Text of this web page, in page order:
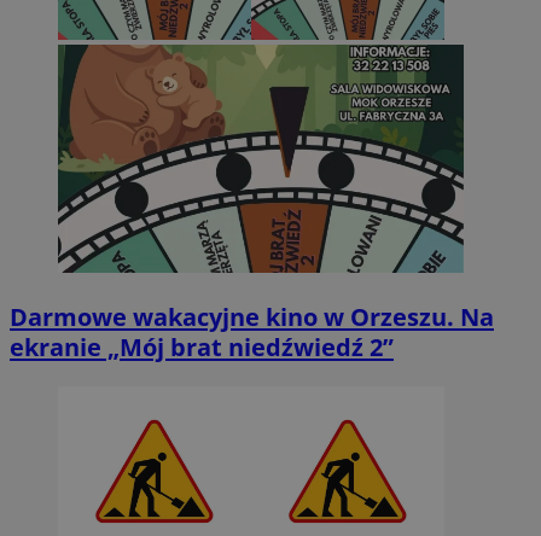
Darmowe wakacyjne kino w Orzeszu. Na
ekranie „Mój brat niedźwiedź 2”